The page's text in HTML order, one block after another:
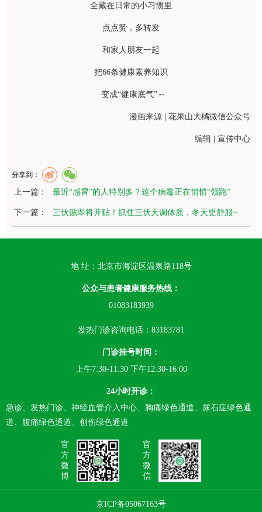
全藏在日常的小习惯里
点点赞，多转发
和家人朋友一起
把66条健康素养知识
变成“健康底气”～
漫画来源 | 花果山大橘微信公众号
编辑 | 宣传中心
分享到：
上一篇： 最近“感冒”的人特别多？这个病毒正在悄悄“领跑”
下一篇： 三伏贴即将开贴！抓住三伏天调体质，冬天更舒服~
地 址：北京市海淀区温泉路118号
公众与患者健康服务热线：
01083183939
发热门诊咨询电话：83183781
门诊挂号时间：
上午7:30-11:30 下午12:30-16:00
24小时开诊：
急诊、发热门诊、神经血管介入中心、胸痛绿色通道、尿石症绿色通
道、腹痛绿色通道、创伤绿色通道
官
方
微
博
官
方
微
信
京ICP备05067163号